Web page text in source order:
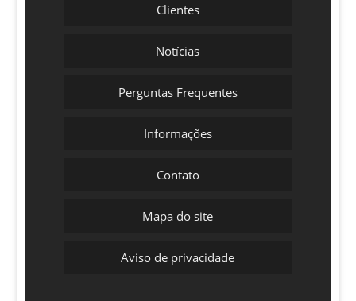
Clientes
Notícias
Perguntas Frequentes
Informações
Contato
Mapa do site
Aviso de privacidade